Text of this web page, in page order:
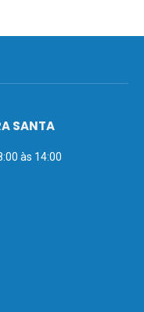
SANTA
às 14:00